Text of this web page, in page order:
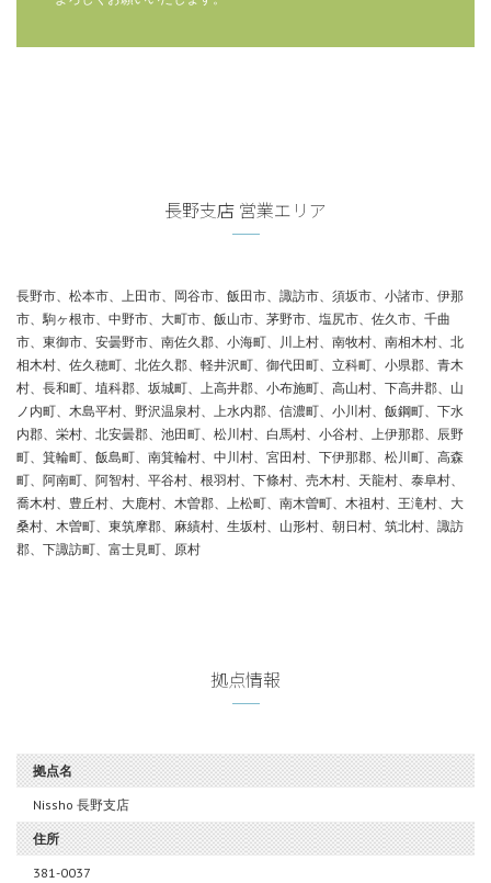
長野支店 営業エリア
長野市、松本市、上田市、岡谷市、飯田市、諏訪市、須坂市、小諸市、伊那
市、駒ヶ根市、中野市、大町市、飯山市、茅野市、塩尻市、佐久市、千曲
市、東御市、安曇野市、南佐久郡、小海町、川上村、南牧村、南相木村、北
相木村、佐久穂町、北佐久郡、軽井沢町、御代田町、立科町、小県郡、青木
村、長和町、埴科郡、坂城町、上高井郡、小布施町、高山村、下高井郡、山
ノ内町、木島平村、野沢温泉村、上水内郡、信濃町、小川村、飯鋼町、下水
内郡、栄村、北安曇郡、池田町、松川村、白馬村、小谷村、上伊那郡、辰野
町、箕輪町、飯島町、南箕輪村、中川村、宮田村、下伊那郡、松川町、高森
町、阿南町、阿智村、平谷村、根羽村、下條村、売木村、天龍村、泰阜村、
喬木村、豊丘村、大鹿村、木曽郡、上松町、南木曽町、木祖村、王滝村、大
桑村、木曽町、東筑摩郡、麻績村、生坂村、山形村、朝日村、筑北村、諏訪
郡、下諏訪町、富士見町、原村
拠点情報
拠点名
Nissho 長野支店
住所
381-0037